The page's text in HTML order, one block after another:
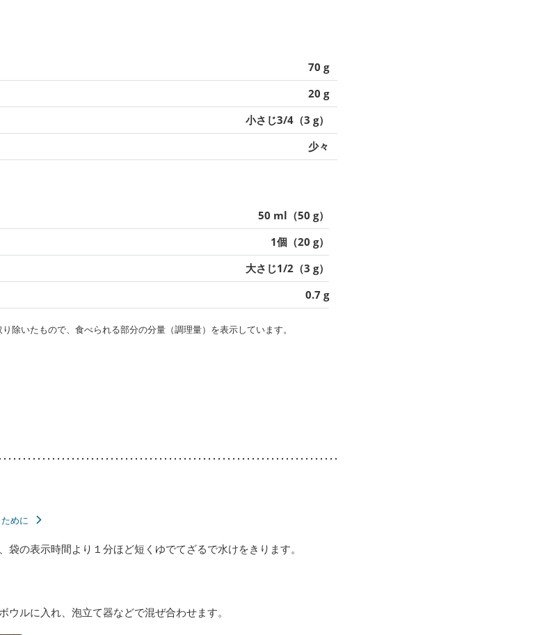
70 g
20 g
小さじ3/4（3 g）
少々
50 ml（50 g）
1個（20 g）
大さじ1/2（3 g）
0.7 g
除いたもので、食べられる部分の分量（調理量）を表示しています。
めに
袋の表示時間より１分ほど短くゆでてざるで水けをきります。
ウルに入れ、泡立て器などで混ぜ合わせます。